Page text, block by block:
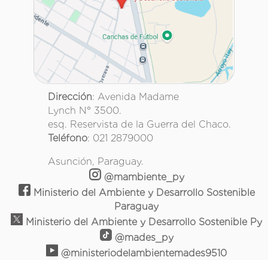
Dirección: Avenida Madame
Lynch N° 3500.
esq. Reservista de la Guerra del Chaco.
Teléfono: 021 2879000
Asunción, Paraguay.
@mambiente_py
Ministerio del Ambiente y Desarrollo Sostenible
Paraguay
Ministerio del Ambiente y Desarrollo Sostenible Py
@mades_py
@ministeriodelambientemades9510